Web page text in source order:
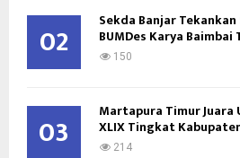
02 Sekda Banjar
BUMDes Karya Baimbai
150
03 Martapura Timur Juara
XLIX Tingkat
214